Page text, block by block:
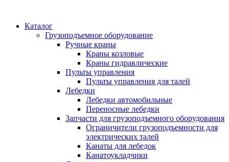
Каталог
Грузоподъемное оборудование
Ручные краны
Краны козловые
Краны гидравлические
Пульты управления
Пульты управления для талей
Лебедки
Лебедки автомобильные
Переносные лебедки
Запчасти для грузоподъемного оборудования
Ограничители грузоподъемности для
электрических талей
Канаты для лебедок
Канатоукладчики